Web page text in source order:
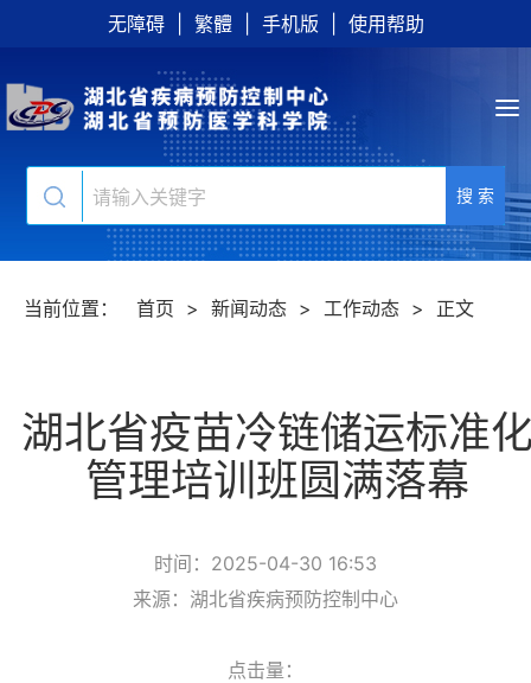
无障碍 繁體 手机版 使用帮助
搜 索
当前位置： 首页 > 新闻动态 > 工作动态 > 正文
湖北省疫苗冷链储运标准
管理培训班圆满落幕
时间：2025-04-30 16:53
来源：湖北省疾病预防控制中心
点击量：